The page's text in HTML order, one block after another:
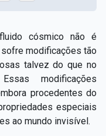
cósmico não é
modificações tão
talvez do que no
modificações
procedentes do
especiais
ao mundo invisível.